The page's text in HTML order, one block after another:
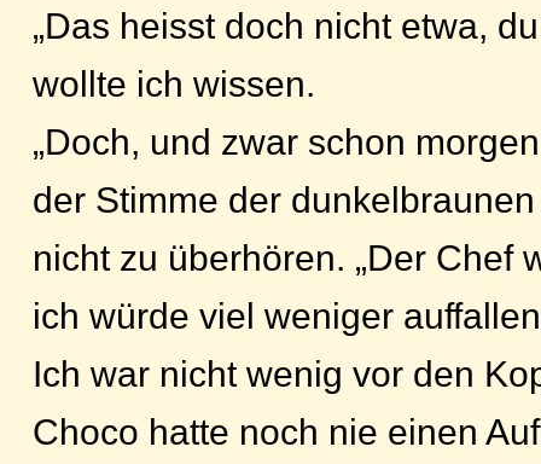
„Das heisst doch nicht etwa,
wollte ich wissen.
„Doch, und zwar schon
der Stimme der
nicht zu überhören. „Der Chef
ich würde viel weniger
Ich war nicht wenig vor den
Choco hatte noch nie einen